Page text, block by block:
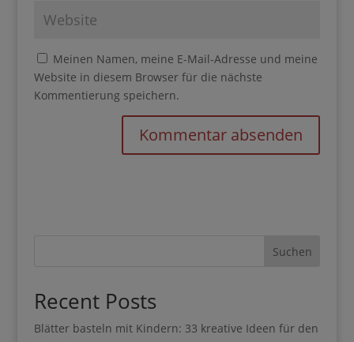
meine Website in diesem Browser für die nächste
Kommentierung speichern.
Blätter basteln mit Kindern: 33 kreative Ideen für
den Herbst